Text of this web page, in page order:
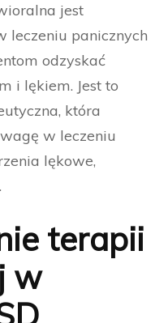
jest
leczeniu panicznych
odzyskać
i lękiem. Jest to
która
w leczeniu
lękowe,
terapii
w